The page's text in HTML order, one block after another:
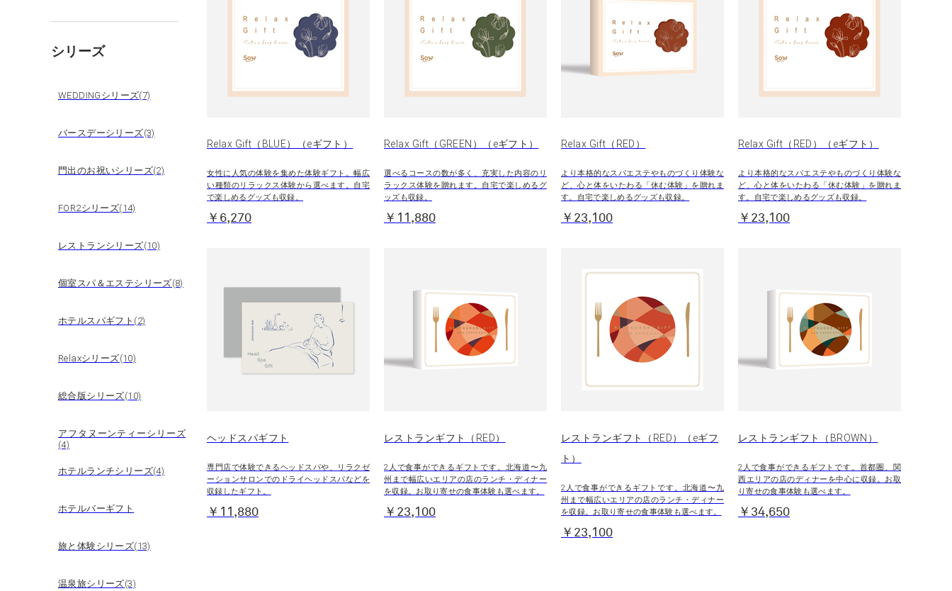
シリーズ
WEDDINGシリーズ(7)
バースデーシリーズ(3)
門出のお祝いシリーズ(2)
FOR2シリーズ(14)
レストランシリーズ(10)
個室スパ＆エステシリーズ(8)
ホテルスパギフト(2)
Relaxシリーズ(10)
総合版シリーズ(10)
アフタヌーンティーシリーズ
(4)
ホテルランチシリーズ(4)
ホテルバーギフト
旅と体験シリーズ(13)
温泉旅シリーズ(3)
Relax Gift（BLUE）（eギフト）
女性に人気の体験を集めた体験ギフト。幅広
い種類のリラックス体験から選べます。自宅
で楽しめるグッズも収録。
￥6,270
Relax Gift（GREEN）（eギフト）
選べるコースの数が多く、充実した内容のリ
ラックス体験を贈れます。自宅で楽しめるグ
ッズも収録。
￥11,880
Relax Gift（RED）
より本格的なスパエステやものづくり体験な
ど、心と体をいたわる「休む体験」を贈れま
す。自宅で楽しめるグッズも収録。
￥23,100
Relax Gift（RED）（eギフト）
より本格的なスパエステやものづくり体験な
ど、心と体をいたわる「休む体験」を贈れま
す。自宅で楽しめるグッズも収録。
￥23,100
ヘッドスパギフト
専門店で体験できるヘッドスパや、リラクゼ
ーションサロンでのドライヘッドスパなどを
収録したギフト。
￥11,880
レストランギフト（RED）
2人で食事ができるギフトです。北海道〜九
州まで幅広いエリアの店のランチ・ディナー
を収録。お取り寄せの食事体験も選べます。
￥23,100
レストランギフト（RED）（eギフ
ト）
2人で食事ができるギフトです。北海道〜九
州まで幅広いエリアの店のランチ・ディナー
を収録。お取り寄せの食事体験も選べます。
￥23,100
レストランギフト（BROWN）
2人で食事ができるギフトです。首都圏、関
西エリアの店のディナーを中心に収録。お取
り寄せの食事体験も選べます。
￥34,650